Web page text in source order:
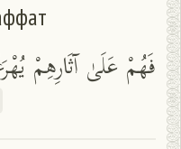
فَهُمْ عَلَىٰ آثَارِهِمْ